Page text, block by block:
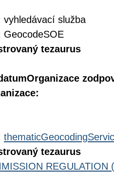
vyhledávací služba
GeocodeSOE
tezaurus
Organizace
tezaurus
REGULATION